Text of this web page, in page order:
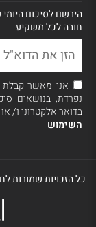
הירשם לסיכום היומי
חובה לכל משקיע
אני מאשר קבלת
נפרדת, בנושאים
בדואר אלקטרוני ו/
השימוש
כל הזכויות שמורות